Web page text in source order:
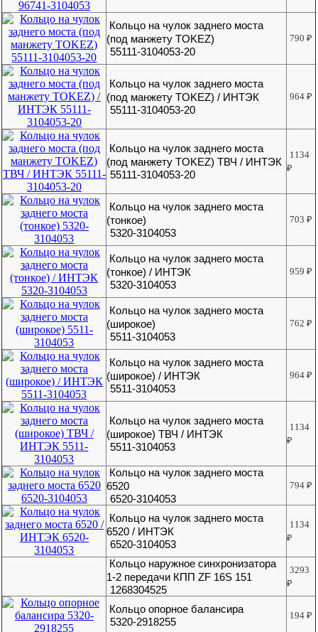
Кольцо на чулок заднего моста
(под манжету TOKEZ)
55111-3104053-20
790₽
Кольцо на чулок заднего моста
(под манжету TOKEZ) / ИНТЭК
55111-3104053-20
964₽
Кольцо на чулок заднего моста
(под манжету TOKEZ) ТВЧ / ИНТЭК
55111-3104053-20
1134
₽
Кольцо на чулок заднего моста
(тонкое)
5320-3104053
703₽
Кольцо на чулок заднего моста
(тонкое) / ИНТЭК
5320-3104053
959₽
Кольцо на чулок заднего моста
(широкое)
5511-3104053
762₽
Кольцо на чулок заднего моста
(широкое) / ИНТЭК
5511-3104053
964₽
Кольцо на чулок заднего моста
(широкое) ТВЧ / ИНТЭК
5511-3104053
1134
₽
Кольцо на чулок заднего моста
6520
6520-3104053
794₽
Кольцо на чулок заднего моста
6520 / ИНТЭК
6520-3104053
1134
₽
Кольцо наружное синхронизатора
1-2 передачи КПП ZF 16S 151
1268304525
3293
₽
Кольцо опорное балансира
5320-2918255
194₽